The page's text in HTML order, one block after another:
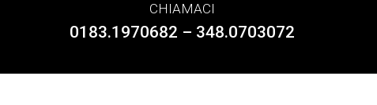
CHIAMACI
0183.1970682 – 348.0703072